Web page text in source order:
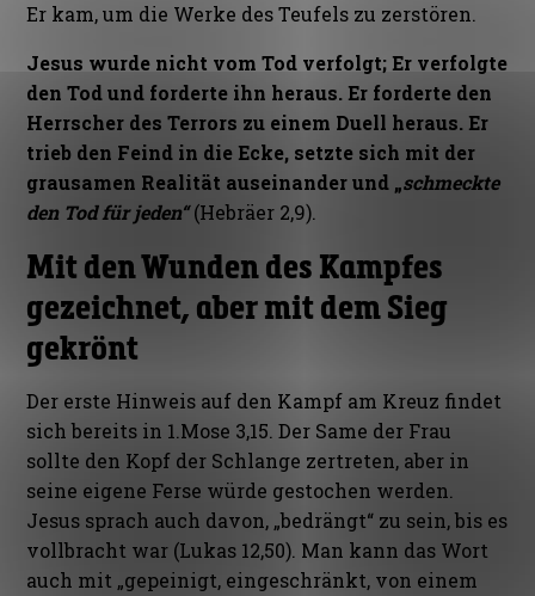
Er kam, um die Werke des Teufels zu zerstören.
Jesus wurde nicht vom Tod verfolgt; Er verfolgte
den Tod und forderte ihn heraus. Er forderte den
Herrscher des Terrors zu einem Duell heraus. Er
trieb den Feind in die Ecke, setzte sich mit der
grausamen Realität auseinander und „schmeckte
den Tod für jeden“(Hebräer 2,9).
Mit den Wunden des Kampfes
gezeichnet, aber mit dem Sieg
gekrönt
Der erste Hinweis auf den Kampf am Kreuz findet
sich bereits in 1.Mose 3,15. Der Same der Frau
sollte den Kopf der Schlange zertreten, aber in
seine eigene Ferse würde gestochen werden.
Jesus sprach auch davon, „bedrängt“ zu sein, bis es
vollbracht war (Lukas 12,50). Man kann das Wort
auch mit „gepeinigt, eingeschränkt, von einem